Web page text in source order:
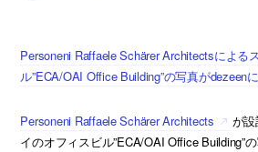
Personeni Raffaele Schärer Architectsによる
ル”ECA/OAI Office Building”の写真がdezeen
Personeni Raffaele Schärer Architects
が
イのオフィスビル”ECA/OAI Office Building”